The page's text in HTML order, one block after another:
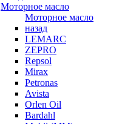
Моторное масло
Моторное масло
назад
LEMARC
ZEPRO
Repsol
Mirax
Petronas
Avista
Orlen Oil
Bardahl